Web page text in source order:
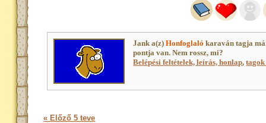
Jank a(z)Honfoglaló karaván tagja
pontja van. Nem rossz, mi?
Belépési feltételek, leírás, honlap,
« Előző 5 teve